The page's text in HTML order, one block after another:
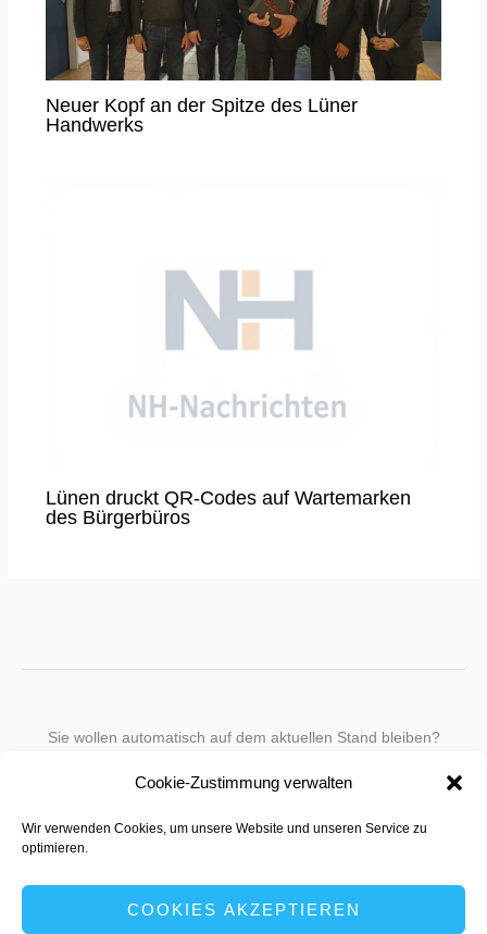
Cookie-Zustimmung verwalten
Wir verwenden Cookies, um unsere Website und unseren Service zu
optimieren.
COOKIES AKZEPTIEREN
Neuer Kopf an der Spitze des Lüner
Handwerks
Lünen druckt QR-Codes auf Wartemarken
des Bürgerbüros
Sie wollen automatisch auf dem aktuellen Stand bleiben?
in unseren Newsletter-Service auf.
Senden Sie für ein Angebot einfach eine